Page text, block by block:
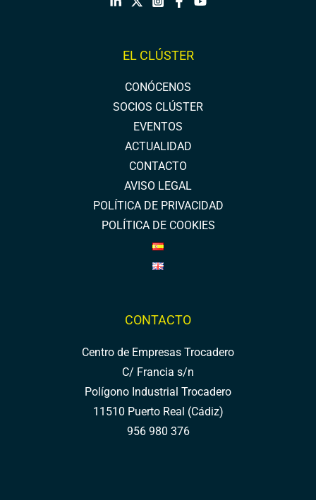
EL CLÚSTER
CONÓCENOS
SOCIOS CLÚSTER
EVENTOS
ACTUALIDAD
CONTACTO
AVISO LEGAL
POLÍTICA DE PRIVACIDAD
POLÍTICA DE COOKIES
CONTACTO
Centro de Empresas Trocadero
C/ Francia s/n
Polígono Industrial Trocadero
11510 Puerto Real (Cádiz)
956 980 376